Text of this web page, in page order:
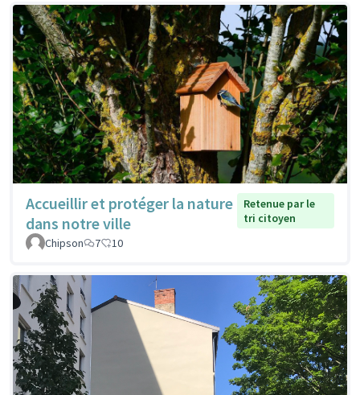
Accueillir et protéger la nature
dans notre ville
Retenue par le
tri citoyen
Chipson
7 10